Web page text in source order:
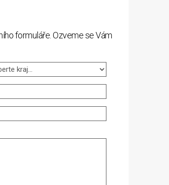
formuláře. Ozveme se Vám